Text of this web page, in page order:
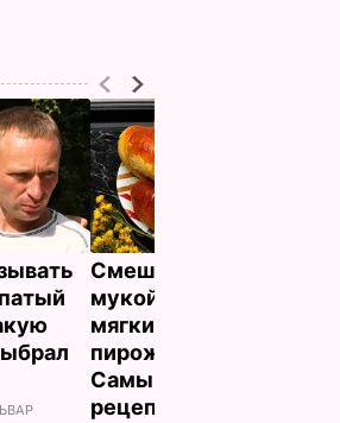
Смешайте это с
мукой – и целая гора
мягких, словно пух,
пирожков готова.
Самый лучший
рецепт